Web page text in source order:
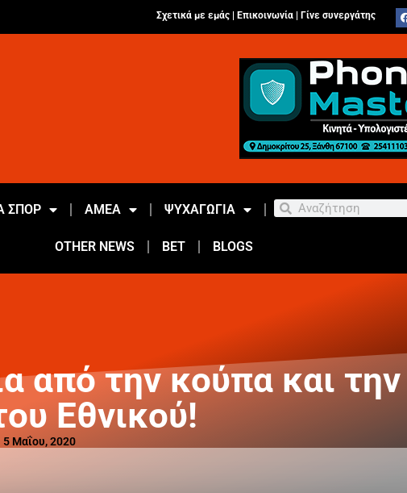
Σχετικά με εμάς | Επικοινωνία Γίνε συνεργάτης
ΣΠΟΡ ΑΜΕΑ ΨΥΧΑΓΩΓΙΑ
OTHER NEWS BET BLOGS
από την κούπα και την
Εθνικού!
5 Μαΐου, 2020